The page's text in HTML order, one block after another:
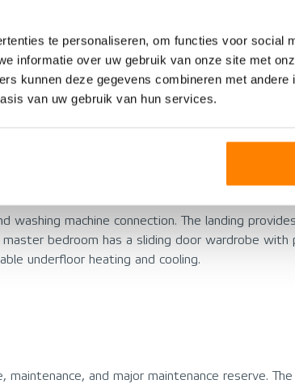
te personaliseren, om functies voor social
informatie over uw gebruik van onze site met
kunnen deze gegevens combineren met andere
van uw gebruik van hun services.
also stops in the immediate vicinity, and
station, a 10-minute bike ride away, there
toilet and washbasin. From the
leading to the garden. The open kitchen is
hob, recirculation hood, and a fridge/
machine connection. The landing
bedroom has a sliding door wardrobe
underfloor heating and cooling.
and major maintenance reserve.